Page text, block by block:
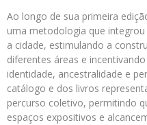
Ao longo de sua primeira
uma metodologia que
a cidade, estimulando a
diferentes áreas e
identidade, ancestralidade e
catálogo e dos livros
percurso coletivo, permitindo
espaços expositivos e